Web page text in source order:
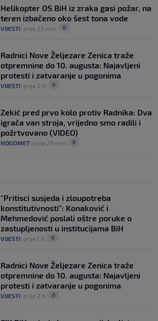
Helikopter OS BiH iz zraka gasi požar, na
teren izbačeno oko šest tona vode
VIJESTI prije 22 min 0
Radnici Nove Željezare Zenica traže
otpremnine do 10. augusta: Najavljeni
protesti i zatvaranje u pogonima
VIJESTI prije 2 h 0
Zekić pred prvo kolo protiv Radnika: Dva
igrača van stroja, vrijedno smo radili i
požrtvovano (VIDEO)
NOGOMET prije 29 min 0
"Pritisci susjeda i zloupotreba
konstitutivnosti": Konaković i
Mehmedović poslali oštre poruke o
zastupljenosti u institucijama BiH
VIJESTI prije 1 h 0
Radnici Nove Željezare Zenica traže
otpremnine do 10. augusta: Najavljeni
protesti i zatvaranje u pogonima
VIJESTI prije 2 h 0